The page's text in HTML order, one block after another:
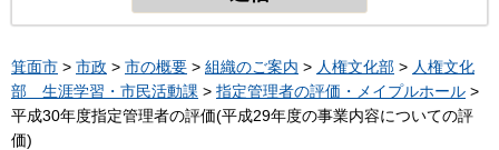
箕面市 > 市政 > 市の概要 > 組織のご案内 > 人権文化部 > 人権文化
部 生涯学習・市民活動課 > 指定管理者の評価・メイプルホール >
平成30年度指定管理者の評価(平成29年度の事業内容についての評
価)